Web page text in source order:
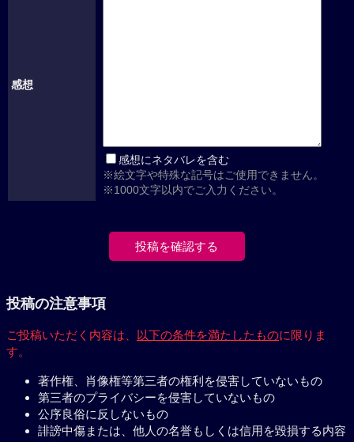
感想
感想にネタバレを含む
※絵文字や特殊な記号はご使用できません。
※1000文字以内でご入力ください。
投稿の注意事項
ご投稿いただく内容は、 以下の条件を満たしたものに限りま
す。
著作権、肖像権等第三者の権利を侵害していないもの
第三者のプライバシーを侵害していないもの
公序良俗に反しないもの
誹謗中傷または、他人の名誉もしくは信用を毀損する内容